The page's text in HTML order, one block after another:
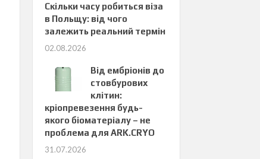
Скільки часу робиться віза
в Польщу: від чого
залежить реальний термін
02.08.2026
Від ембріонів до
стовбурових
клітин:
кріопревезення будь-
якого біоматеріалу – не
проблема для ARK.CRYO
31.07.2026